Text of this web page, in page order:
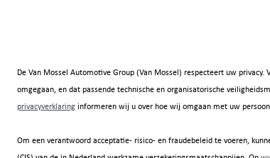
De Van Mossel Automotive Group (Van Mossel) respecteert uw
omgegaan, en dat passende technische en organisatorische
privacyverklaringinformeren wij u over hoe wij omgaan met uw
Om een verantwoord acceptatie- risico- en fraudebeleid te voeren,